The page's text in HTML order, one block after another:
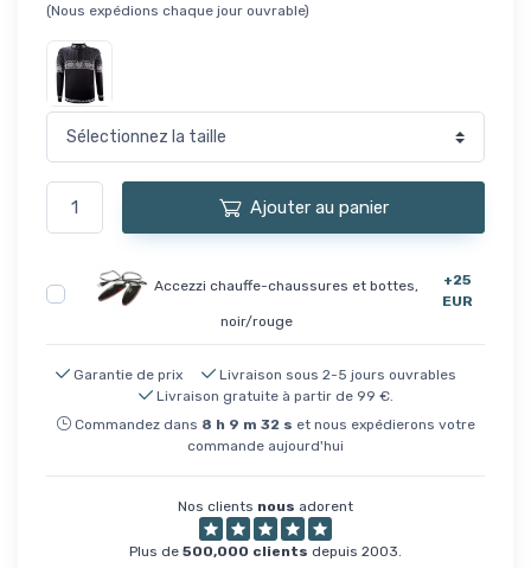
(Nous expédions chaque jour ouvrable)
Ajouter au panier
Accezzi chauffe-chaussures et bottes,
noir/rouge
+25
EUR
Garantie de prix
Livraison sous 2-5 jours ouvrables
Livraison gratuite à partir de 99 €.
Commandez dans 8 h 9 m 32 s et nous expédierons votre
commande aujourd'hui
Nos clients nous adorent
Plus de 500,000 clients depuis 2003.